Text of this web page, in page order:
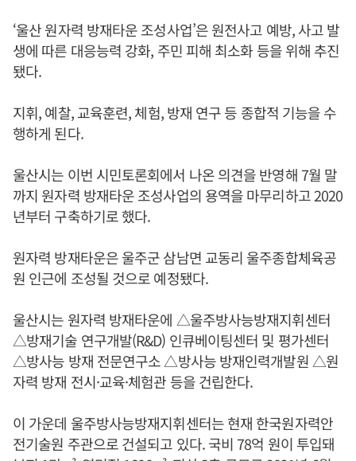
‘울산 원자력 방재타운 조성사업’은 원전사고 예방, 사고 발
생에 따른 대응능력 강화, 주민 피해 최소화 등을 위해 추진
됐다.
지휘, 예찰, 교육훈련, 체험, 방재 연구 등 종합적 기능을 수
행하게 된다.
울산시는 이번 시민토론회에서 나온 의견을 반영해 7월 말
까지 원자력 방재타운 조성사업의 용역을 마무리하고 2020
년부터 구축하기로 했다.
원자력 방재타운은 울주군 삼남면 교동리 울주종합체육공
원 인근에 조성될 것으로 예정됐다.
울산시는 원자력 방재타운에 △울주방사능방재지휘센터
△방재기술 연구개발(R&D) 인큐베이팅센터 및 평가센터
△방사능 방재 전문연구소 △방사능 방재인력개발원 △원
자력 방재 전시·교육·체험관 등을 건립한다.
이 가운데 울주방사능방재지휘센터는 현재 한국원자력안
전기술원 주관으로 건설되고 있다. 국비 78억 원이 투입돼